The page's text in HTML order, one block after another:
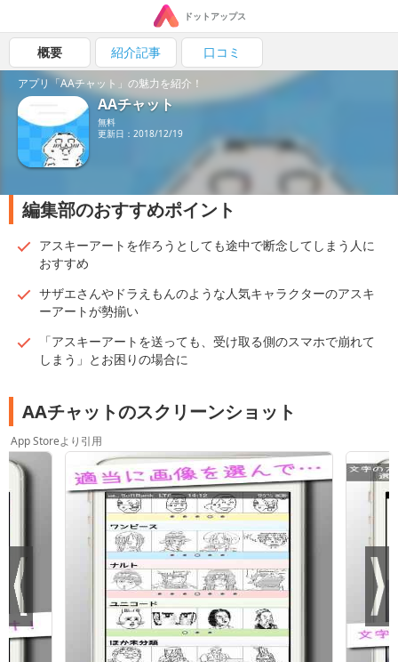
ドットアップス
概要 紹介記事 口コミ
アプリ「AAチャット」の魅力を紹介！
AAチャット
無料
更新日：2018/12/19
編集部のおすすめポイント
アスキーアートを作ろうとしても途中で断念してしまう人に
おすす​め
サザエさんやドラえもんのような人気キャラクターのアスキ
ーアー​トが勢揃い
「アスキーアートを送っても、受け取る側のスマホで崩れて
しまう​」とお困りの場合に
AAチャットのスクリーンショット
App Storeより引用